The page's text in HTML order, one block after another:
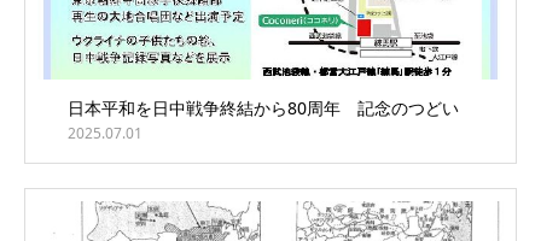
日本平和を日中戦争終結から80周年 記念のつどい
2025.07.01